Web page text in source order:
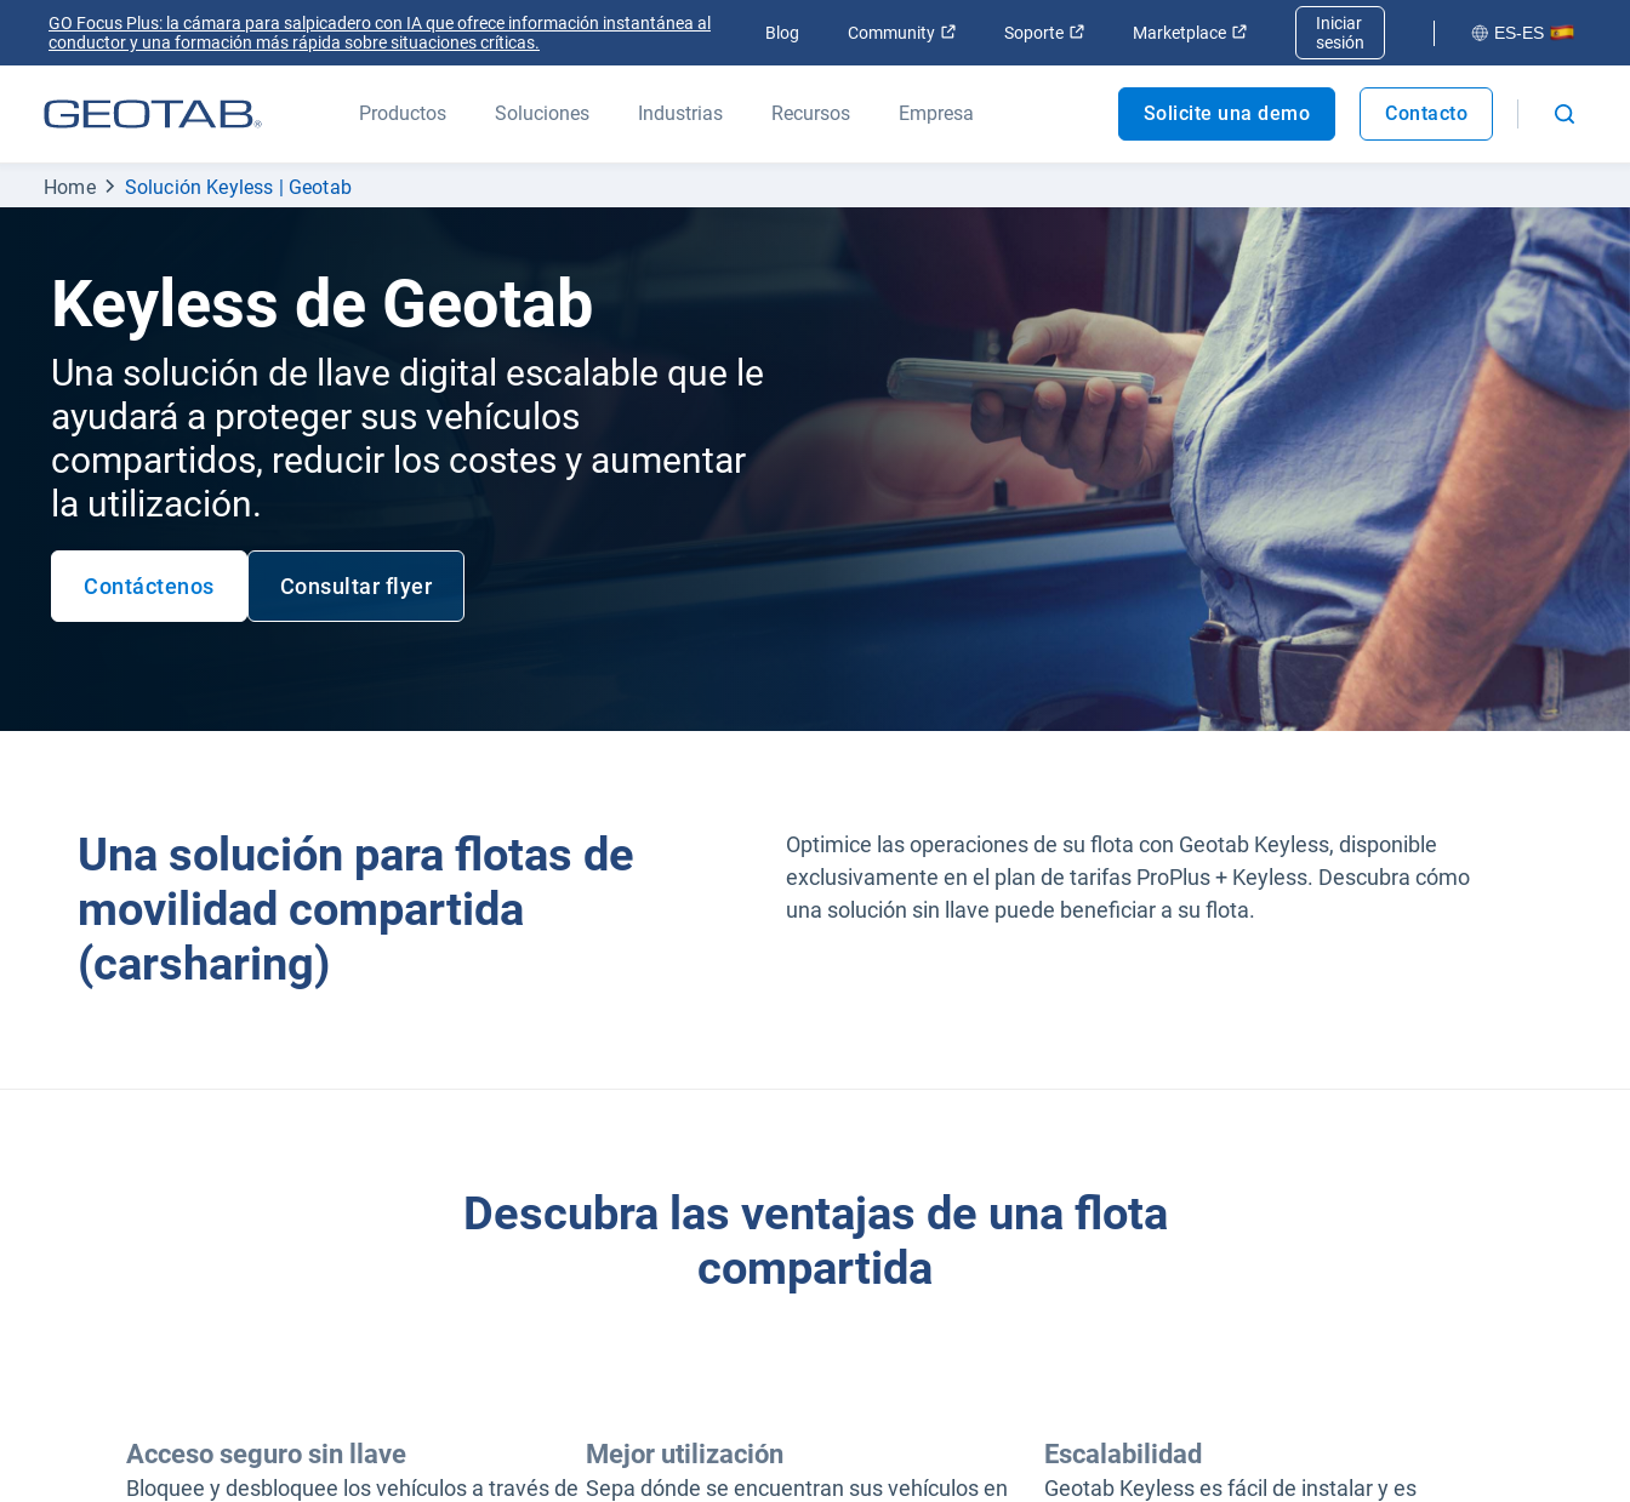
GO Focus Plus: la cámara para salpicadero con IA que ofrece información instantánea al
conductor y una formación más rápida sobre situaciones críticas.
Blog Community Abrir en una nueva ventana
Soporte Abrir en una nueva ventana
Marketplace Abrir en una nueva ventana
Iniciar
sesión
ES-ES
Productos Soluciones Industrias Recursos Empresa Solicite una demo Contacto
Home Solución Keyless | Geotab
Keyless de Geotab
Una solución de llave digital escalable que le
ayudará a proteger sus vehículos
compartidos, reducir los costes y aumentar
la utilización.
Contáctenos Consultar flyer
Abrir en una nueva ventana
Una solución para flotas de
movilidad compartida
(carsharing)
Optimice las operaciones de su flota con Geotab Keyless, disponible
exclusivamente en el plan de tarifas ProPlus + Keyless. Descubra cómo
una solución sin llave puede beneficiar a su flota.
Descubra las ventajas de una flota
compartida
Acceso seguro sin llave
Bloquee y desbloquee los vehículos a través de
Mejor utilización
Sepa dónde se encuentran sus vehículos en
Escalabilidad
Geotab Keyless es fácil de instalar y es